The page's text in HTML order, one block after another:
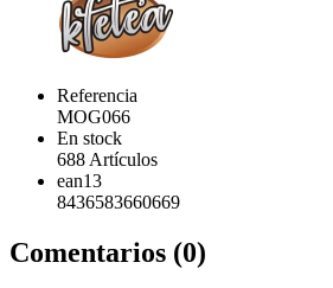
Referencia
MOG066
En stock
688 Artículos
ean13
8436583660669
Comentarios (0)